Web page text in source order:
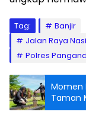
Tag:
Banjir
Jalan Raya
Polres
Momen
Taman